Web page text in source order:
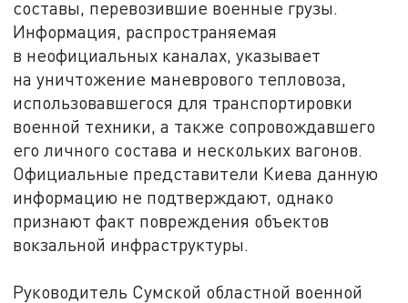
составы, перевозившие военные грузы.
Информация, распространяемая
в неофициальных каналах, указывает
на уничтожение маневрового тепловоза,
использовавшегося для транспортировки
военной техники, а также сопровождавшего
его личного состава и нескольких вагонов.
Официальные представители Киева данную
информацию не подтверждают, однако
признают факт повреждения объектов
вокзальной инфраструктуры.
Руководитель Сумской областной военной